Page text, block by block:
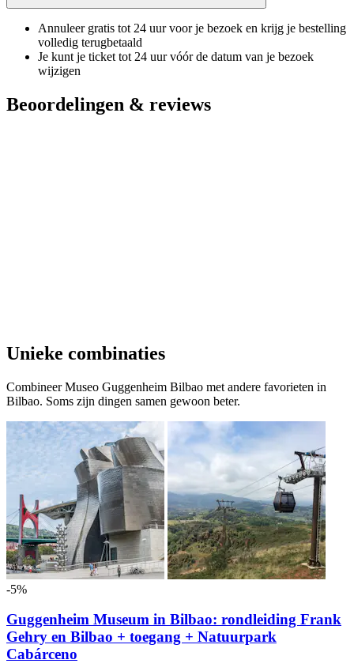
Annuleer gratis tot 24 uur voor je bezoek en krijg je bestelling
volledig terugbetaald
Je kunt je ticket tot 24 uur vóór de datum van je bezoek
wijzigen
Beoordelingen & reviews
Unieke combinaties
Combineer Museo Guggenheim Bilbao met andere favorieten in
Bilbao. Soms zijn dingen samen gewoon beter.
-5%
Guggenheim Museum in Bilbao: rondleiding Frank
Gehry en Bilbao + toegang + Natuurpark
Cabárceno